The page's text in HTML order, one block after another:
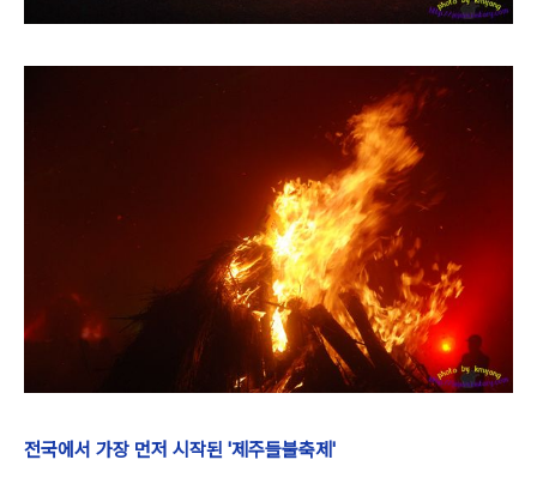
전국에서 가장 먼저 시작된 '제주들불축제'